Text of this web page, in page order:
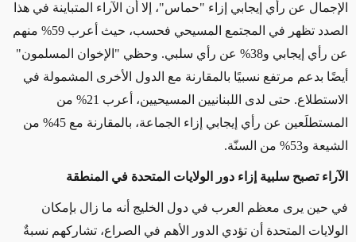
الإجمال عن رأي إيجابي إزاء "حماس"، إلا أن الآراء المتباينة في هذا
الصدد تظهر في المجتمع المسيحي فحسب، حيث أعرب 59% منهم
عن رأي إيجابي و38% عن رأي سلبي. وحظي "الإخوان المسلمون"
أيضًا بدعم مرتفع نسبيًا بالمقارنة مع الدول الأخرى المشمولة في
الاستطلاع. حتى لدى اللبنانيين المسيحيين، أعرب 21% من
المستطلَعين عن رأي إيجابي إزاء الجماعة، بالمقارنة مع 45% من
الشيعة و53% من السنّة.
الآراء تصبح سلبية إزاء دور الولايات المتحدة في المنطقة
في حين يرى معظم العرب في دول الخليج أنه ما زال بإمكان
الولايات المتحدة أن تؤدي الدور الأهم في الصراع، تشاركهم نسبةٌ